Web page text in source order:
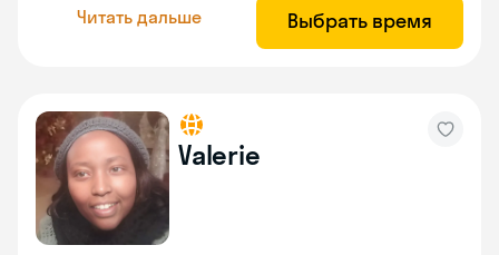
Читать дальше Выбрать время
Valerie